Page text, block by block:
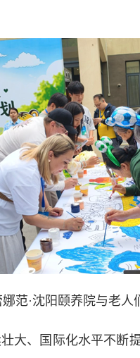
范·沈阳颐养院与老
、国际化水平不断